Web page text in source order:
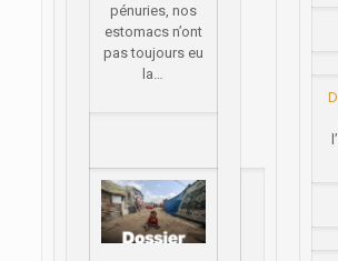
pénuries, nos
estomacs n’ont
pas toujours eu
la…